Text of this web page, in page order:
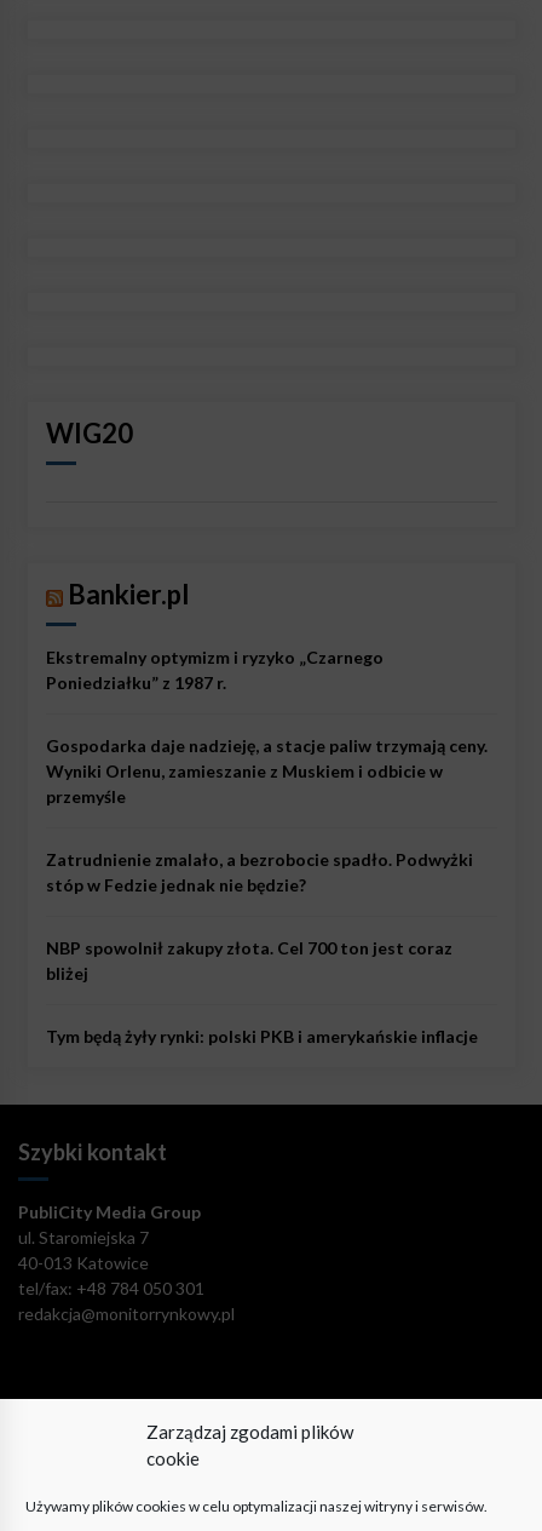
Zarządzaj zgodami plików
cookie
Używamy plików cookies w celu optymalizacji naszej witryny i serwisów.
WIG20
Bankier.pl
Ekstremalny optymizm i ryzyko „Czarnego
Poniedziałku” z 1987 r.
Gospodarka daje nadzieję, a stacje paliw trzymają ceny.
Wyniki Orlenu, zamieszanie z Muskiem i odbicie w
przemyśle
Zatrudnienie zmalało, a bezrobocie spadło. Podwyżki
stóp w Fedzie jednak nie będzie?
NBP spowolnił zakupy złota. Cel 700 ton jest coraz
bliżej
Tym będą żyły rynki: polski PKB i amerykańskie inflacje
Szybki kontakt
PubliCity Media Group
ul. Staromiejska 7
40-013 Katowice
tel/fax: +48 784 050 301
redakcja@monitorrynkowy.pl
Pozostańmy w kontakcie!